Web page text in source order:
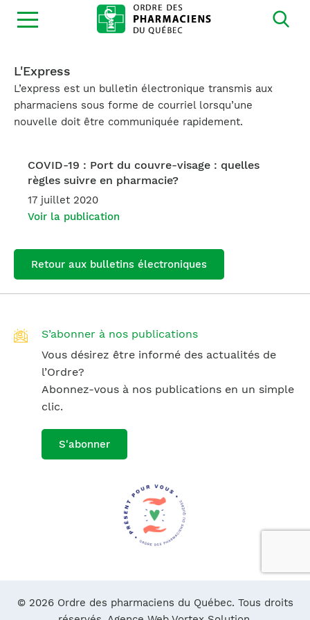
Ouvrir
la
L'Express
L’express est un bulletin électronique transmis aux
pharmaciens sous forme de courriel lorsqu’une
nouvelle doit être communiquée rapidement.
COVID-19 : Port du couvre-visage : quelles
règles suivre en pharmacie?
17 juillet 2020
Voir la publication
Retour aux bulletins électroniques
S’abonner à nos publications
Vous désirez être informé des actualités de
l’Ordre?
Abonnez-vous à nos publications en un simple
clic.
S'abonner
© 2026 Ordre des pharmaciens du Québec. Tous droits